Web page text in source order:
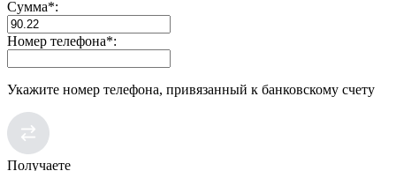
Сумма*:
Номер телефона*:
Укажите номер телефона, привязанный к банковскому счету
Получаете